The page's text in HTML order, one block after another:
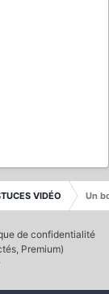
VIDÉO Un
de confidentialité
Premium)